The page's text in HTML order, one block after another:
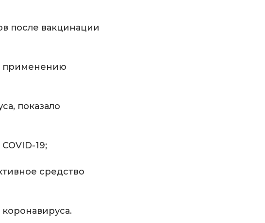
после вакцинации
применению
показало
19;
средство